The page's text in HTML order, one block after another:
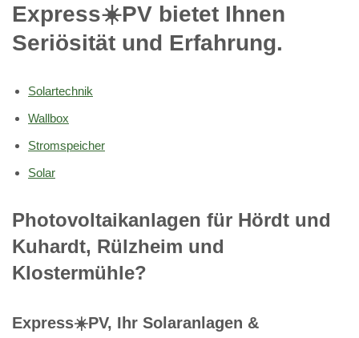
Express☀️PV️ bietet Ihnen
Seriösität und Erfahrung.
Solartechnik
Wallbox
Stromspeicher
Solar
Photovoltaikanlagen für Hördt und
Kuhardt, Rülzheim und
Klostermühle?
Express☀️PV️, Ihr Solaranlagen &